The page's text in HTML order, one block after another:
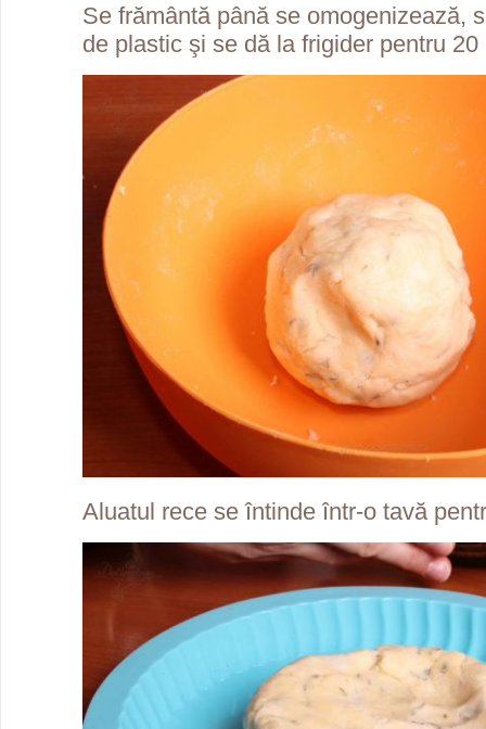
Se frământă până se omogenizează,
de plastic şi se dă la frigider pentru 20
Aluatul rece se întinde într-o tavă